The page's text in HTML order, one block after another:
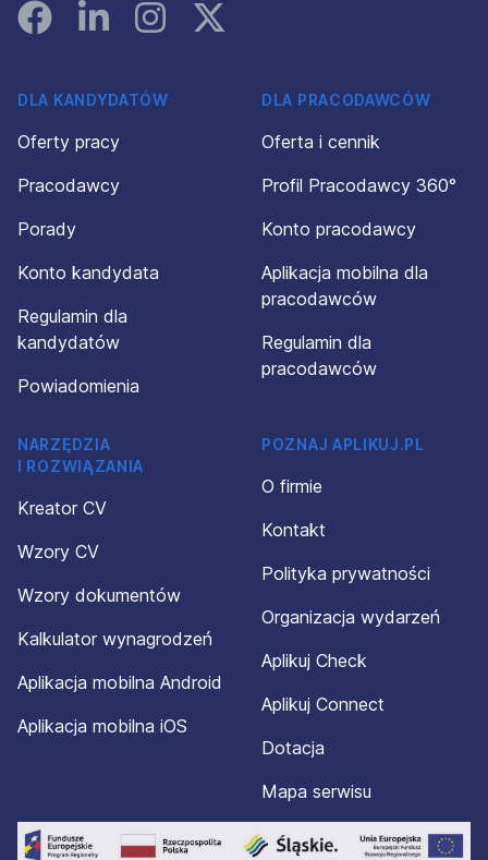
FacebookLinked InInstagramInstagram
DLA KANDYDATÓW
Oferty pracy
Pracodawcy
Porady
Konto kandydata
Regulamin dla
kandydatów
Powiadomienia
DLA PRACODAWCÓW
Oferta i cennik
Profil Pracodawcy 360°
Konto pracodawcy
Aplikacja mobilna dla
pracodawców
Regulamin dla
pracodawców
NARZĘDZIA
I ROZWIĄZANIA
Kreator CV
Wzory CV
Wzory dokumentów
Kalkulator wynagrodzeń
Aplikacja mobilna Android
Aplikacja mobilna iOS
POZNAJ APLIKUJ.PL
O firmie
Kontakt
Polityka prywatności
Organizacja wydarzeń
Aplikuj Check
Aplikuj Connect
Dotacja
Mapa serwisu